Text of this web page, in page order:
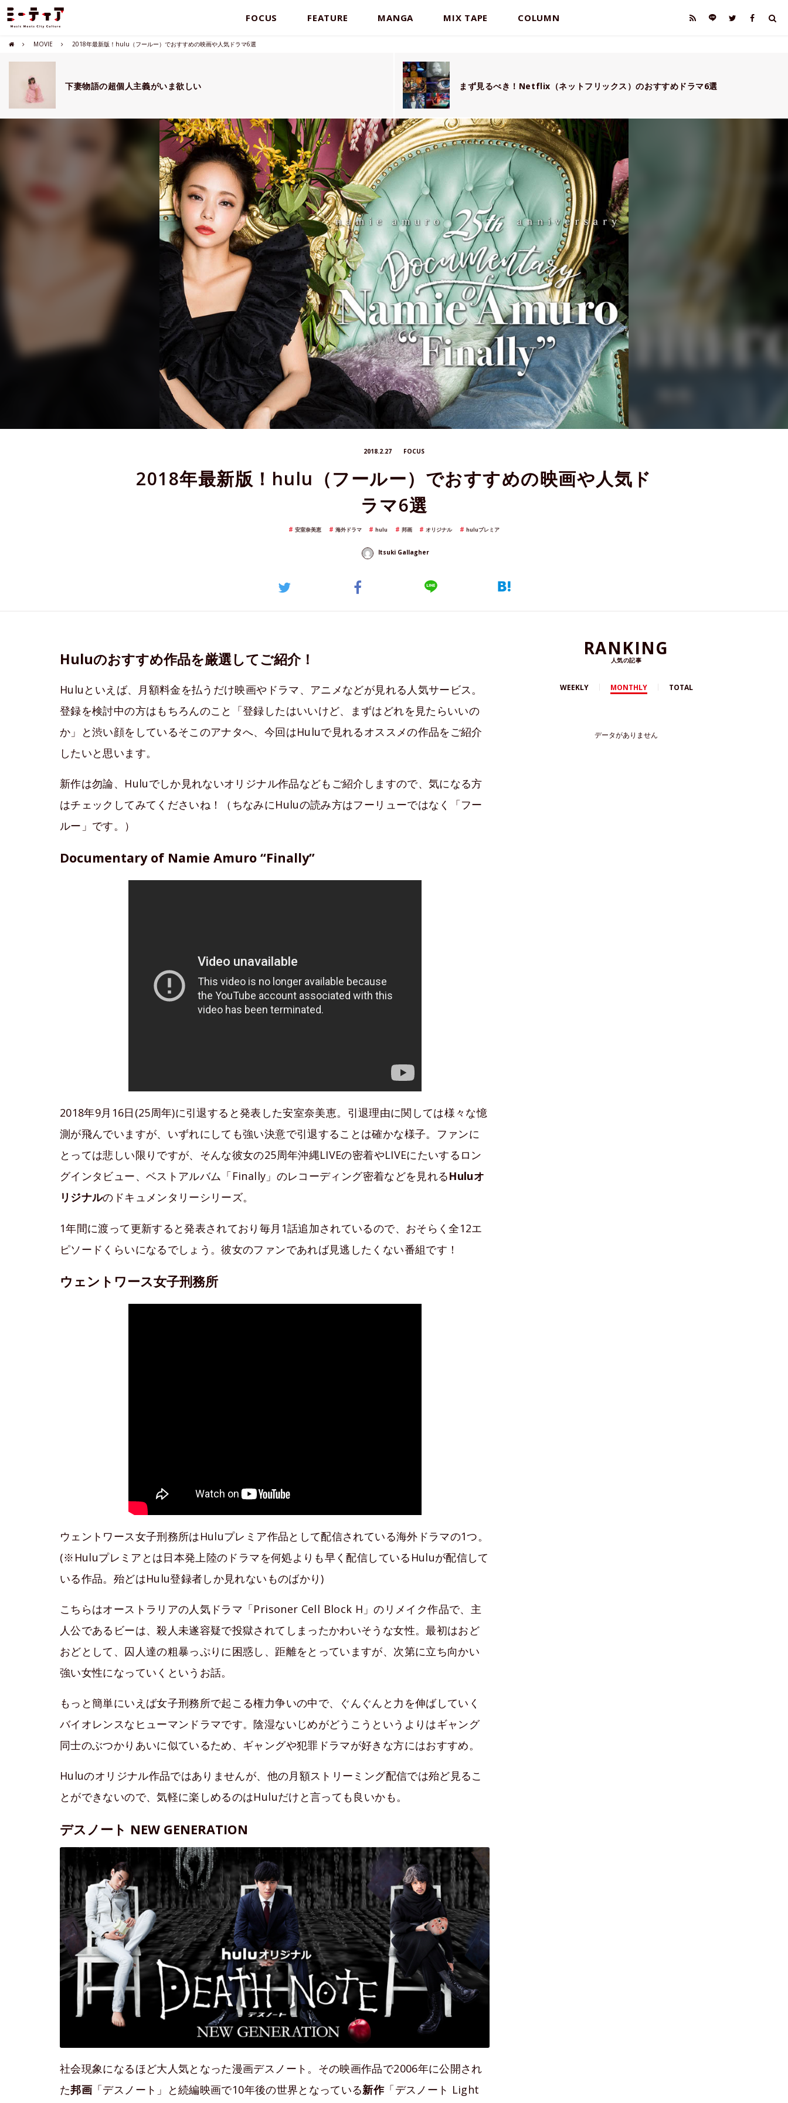
FOCUS FEATURE MANGA MIX TAPE COLUMN
MOVIE 2018年最新版！hulu（フールー）でおすすめの映画や人気ドラマ6選
下妻物語の超個人主義がいま欲しい まず見るべき！Netflix（ネットフリックス）のおすすめドラマ6選
2018.2.27 FOCUS
2018年最新版！hulu（フールー）でおすすめの映画や人気ド
ラマ6選
安室奈美恵 海外ドラマ hulu 邦画 オリジナル huluプレミア
Itsuki Gallagher
Huluのおすすめ作品を厳選してご紹介！
Huluといえば、月額料金を払うだけ映画やドラマ、アニメなどが見れる人気サービス。
登録を検討中の方はもちろんのこと「登録したはいいけど、まずはどれを見たらいいの
か」と渋い顔をしているそこのアナタへ、今回はHuluで見れるオススメの作品をご紹介
したいと思います。
新作は勿論、Huluでしか見れないオリジナル作品などもご紹介しますので、気になる方
はチェックしてみてくださいね！（ちなみにHuluの読み方はフーリューではなく「フー
ルー」です。）
Documentary of Namie Amuro “Finally”
2018年9月16日(25周年)に引退すると発表した安室奈美恵。引退理由に関しては様々な憶
測が飛んでいますが、いずれにしても強い決意で引退することは確かな様子。ファンに
とっては悲しい限りですが、そんな彼女の25周年沖縄LIVEの密着やLIVEにたいするロン
グインタビュー、ベストアルバム「Finally」のレコーディング密着などを見れるHuluオ
リジナルのドキュメンタリーシリーズ。
1年間に渡って更新すると発表されており毎月1話追加されているので、おそらく全12エ
ピソードくらいになるでしょう。彼女のファンであれば見逃したくない番組です！
ウェントワース女子刑務所
ウェントワース女子刑務所はHuluプレミア作品として配信されている海外ドラマの1つ。
(※Huluプレミアとは日本発上陸のドラマを何処よりも早く配信しているHuluが配信して
いる作品。殆どはHulu登録者しか見れないものばかり)
こちらはオーストラリアの人気ドラマ「Prisoner Cell Block H」のリメイク作品で、主
人公であるビーは、殺人未遂容疑で投獄されてしまったかわいそうな女性。最初はおど
おどとして、囚人達の粗暴っぷりに困惑し、距離をとっていますが、次第に立ち向かい
強い女性になっていくというお話。
もっと簡単にいえば女子刑務所で起こる権力争いの中で、ぐんぐんと力を伸ばしていく
バイオレンスなヒューマンドラマです。陰湿ないじめがどうこうというよりはギャング
同士のぶつかりあいに似ているため、ギャングや犯罪ドラマが好きな方にはおすすめ。
Huluのオリジナル作品ではありませんが、他の月額ストリーミング配信では殆ど見るこ
とができないので、気軽に楽しめるのはHuluだけと言っても良いかも。
デスノート NEW GENERATION
社会現象になるほど大人気となった漫画デスノート。その映画作品で2006年に公開され
た邦画 「デスノート」と続編映画で10年後の世界となっている新作「デスノート Light
RANKING
人気の記事
WEEKLY MONTHLY TOTAL
データがありません